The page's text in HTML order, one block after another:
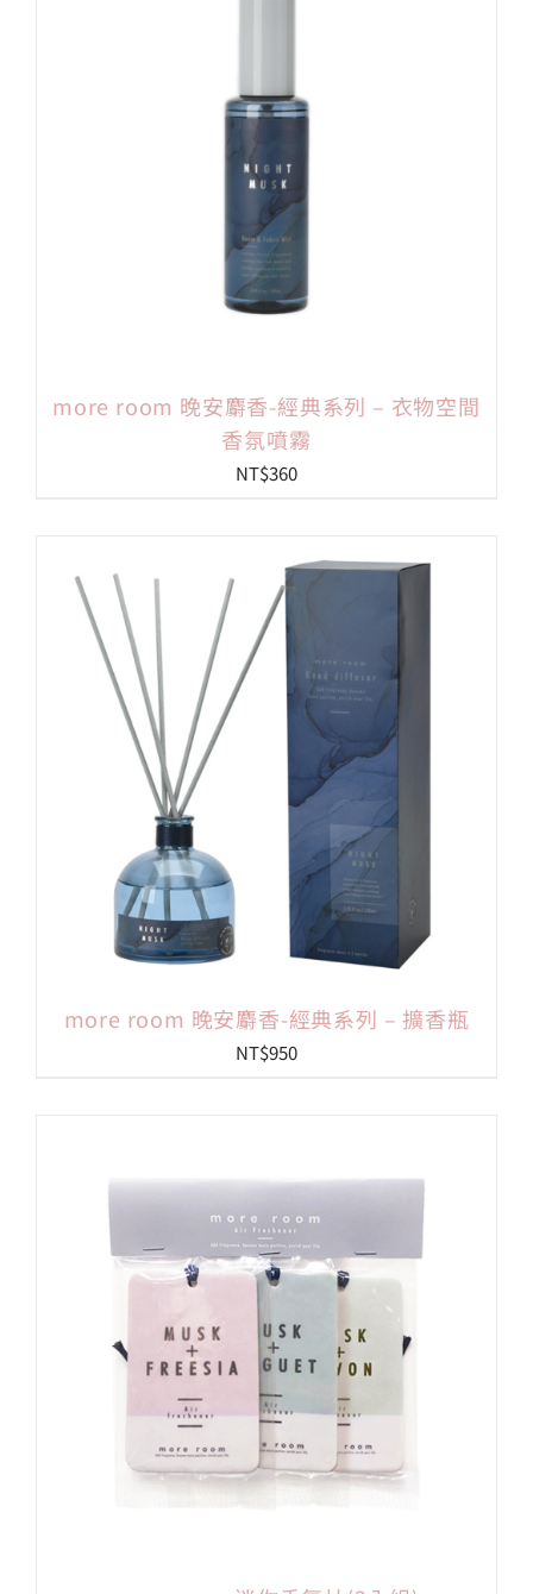
more room 晚安麝香-經典系列 – 衣物空間
香氛噴霧
NT$360
more room 晚安麝香-經典系列 – 擴香瓶
NT$950